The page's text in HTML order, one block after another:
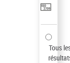
Tous